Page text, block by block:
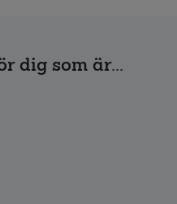
dig som är...